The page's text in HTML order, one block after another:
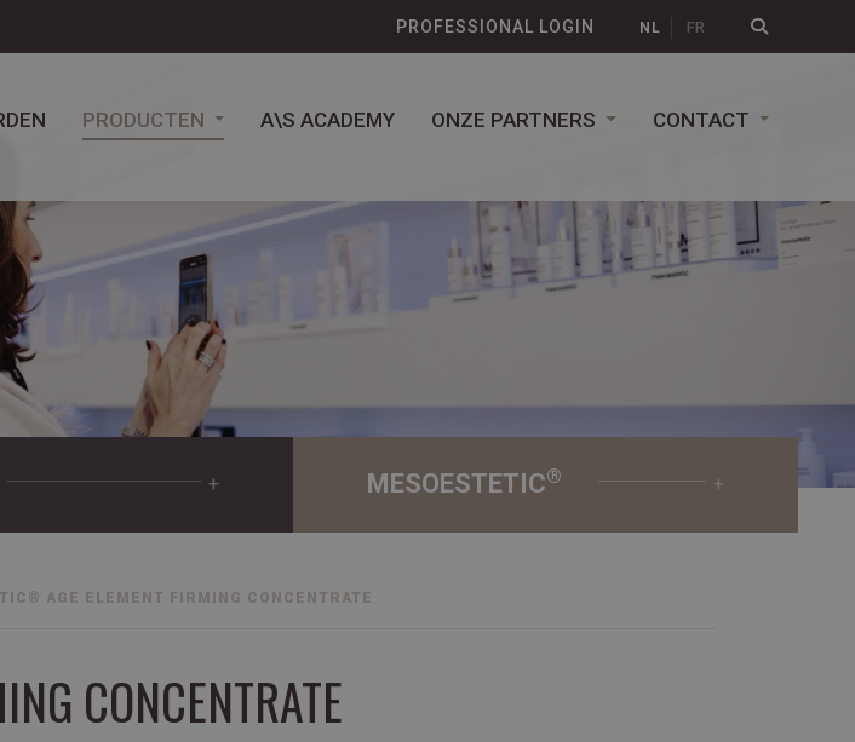
PROFESSIONAL LOGIN NL FR
PRODUCTEN A\S ACADEMY ONZE PARTNERS CONTACT
+ MESOESTETIC® +
AGE ELEMENT FIRMING CONCENTRATE
CONCENTRATE